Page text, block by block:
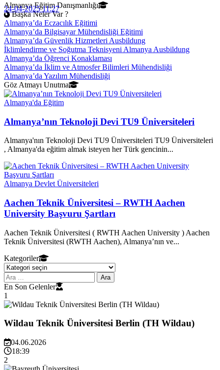
24-04-2025 11:27
Almanya Eğitim Danışmanlığı
Başka Neler Var ?
Almanya’da Eczacılık Eğitimi
Almanya’da Bilgisayar Mühendisliği Eğitimi
Almanya’da Güvenlik Hizmetleri Ausbildung
İklimlendirme ve Soğutma Teknisyeni Almanya Ausbildung
Almanya’da Öğrenci Konaklaması
Almanya’da İklim ve Atmosfer Bilimleri Mühendisliği
Almanya’da Yazılım Mühendisliği
Göz Atmayı Unutma
Almanya'da Eğitim
Almanya’nın Teknoloji Devi TU9 Üniversiteleri
Almanya'nın Teknoloji Devi TU9 Üniversiteleri TU9 Üniversiteleri
, Almanya'da eğitim almak isteyen her Türk gencinin...
Almanya Devlet Üniversiteleri
Aachen Teknik Üniversitesi – RWTH Aachen
University Başvuru Şartları
Aachen Teknik Üniversitesi ( RWTH Aachen University ) Aachen
Teknik Üniversitesi (RWTH Aachen), Almanya’nın ve...
Kategoriler
Kategoriler
Arama:
En Son Gelenler
1
Wildau Teknik Üniversitesi Berlin (TH Wildau)
04.06.2026
18:39
2